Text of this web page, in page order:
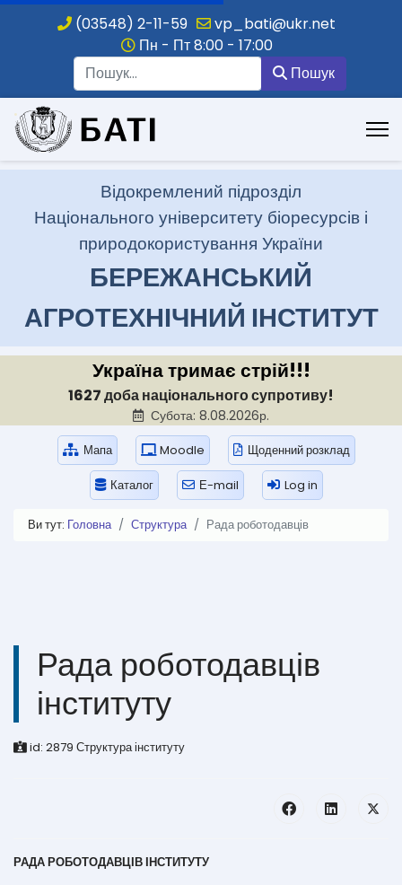
(03548) 2-11-59
vp_bati@ukr.net
Пн - Пт 8:00 - 17:00
Пошук
.
Відокремлений підрозділ
Національного університету біоресурсів і
природокористування України
БЕРЕЖАНСЬКИЙ
АГРОТЕХНІЧНИЙ ІНСТИТУТ
Україна тримає стрій!!!
1627 доба національного супротиву!
Субота: 8.08.2026р.
Мапа Moodle Щоденний розклад
Каталог Е-mail Log in
Ви тут: Головна Структура Рада роботодавців
Рада роботодавців
інституту
id: 2879 Структура інституту
РАДА РОБОТОДАВЦІВ ІНСТИТУТУ